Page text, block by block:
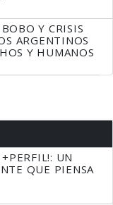
Y CRISIS
ARGENTINOS
Y HUMANOS
UN
QUE PIENSA